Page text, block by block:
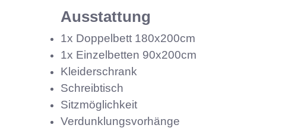
Ausstattung
1x Doppelbett 180x200cm
1x Einzelbetten 90x200cm
Kleiderschrank
Schreibtisch
Sitzmöglichkeit
Verdunklungsvorhänge